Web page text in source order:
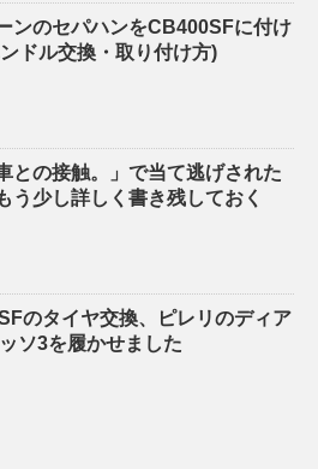
ンのセパハンをCB400SFに付け
ドル交換・取り付け方)
との接触。」で当て逃げされた
う少し詳しく書き残しておく
のタイヤ交換、ピレリのディア
ソ3を履かせました